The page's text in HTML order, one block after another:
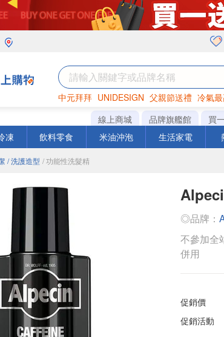
中元拜拜 UNIDESIGN 父親節送禮 冷氣
巧克力 罐頭 衛生紙
線上商城 品牌旗艦館 買
凍 飲料零食 米油沖泡 生活家電
/ 洗護造型 / 功能性洗髮精
◎品牌：
不參加全
併用
促銷價
促銷活動